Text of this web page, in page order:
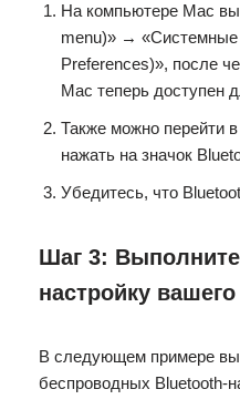
На компьютере Mac
menu)» → «Системные
Preferences)», после
Mac теперь доступен
Также можно перейти
нажать на значок
Убедитесь, что
Шаг 3:
настройку
В следующем примере
беспроводных Bluetooth-